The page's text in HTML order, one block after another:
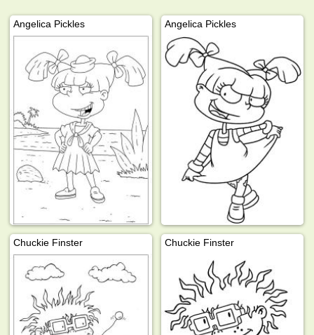
Angelica Pickles Angelica Pickles
Chuckie Finster Chuckie Finster